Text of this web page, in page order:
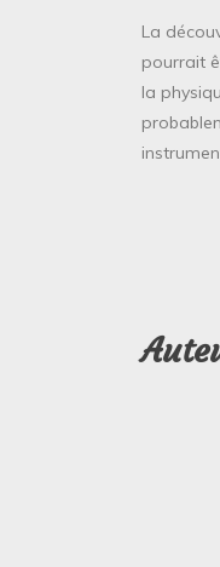
La
pourrait
la